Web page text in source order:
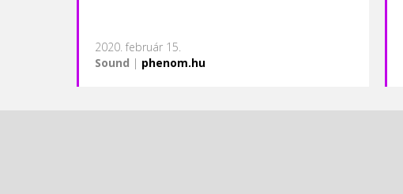
2020. február 15.
Sound | phenom.hu